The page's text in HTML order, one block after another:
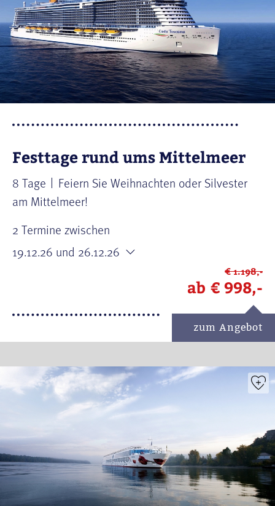
Festtage rund ums Mittelmeer
8 Tage
Feiern Sie Weihnachten oder Silvester
am Mittelmeer!
2 Termine zwischen
19.12.26 und 26.12.26
€ 1.198,-
ab € 998,-
zum Angebot